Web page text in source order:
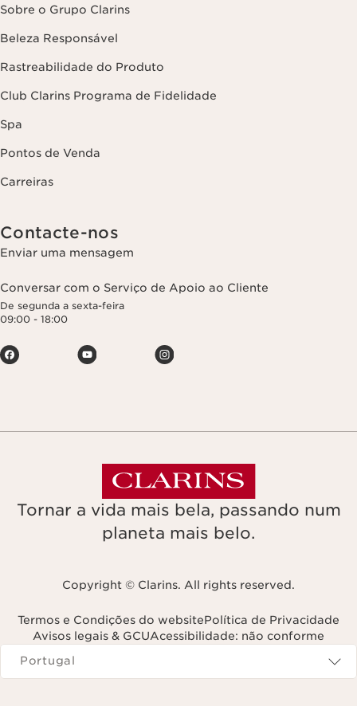
Sobre o Grupo Clarins
Beleza Responsável
Rastreabilidade do Produto
Club Clarins Programa de Fidelidade
Spa
Pontos de Venda
Carreiras
Contacte-nos
Enviar uma mensagem
Conversar com o Serviço de Apoio ao Cliente
De segunda a sexta-feira
09:00 - 18:00
Tornar a vida mais bela, passando num
planeta mais belo.
Copyright © Clarins. All rights reserved.
Termos e Condições do websitePolítica de Privacidade
Avisos legais & GCUAcessibilidade: não conforme
Navega para
Portugal